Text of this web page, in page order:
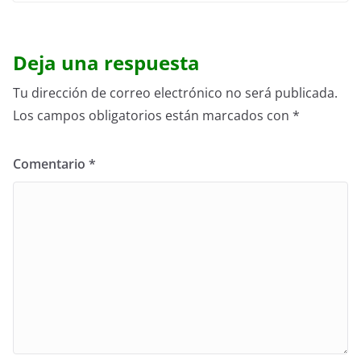
Deja una respuesta
Tu dirección de correo electrónico no será publicada.
Los campos obligatorios están marcados con *
Comentario *